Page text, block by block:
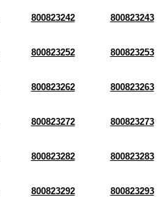
800823242 800823243
800823252 800823253
800823262 800823263
800823272 800823273
800823282 800823283
800823292 800823293